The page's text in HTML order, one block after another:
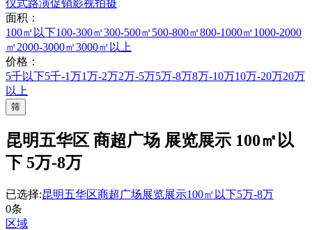
仪式路演促销影视拍摄
面积：
100㎡以下100-300㎡300-500㎡500-800㎡800-1000㎡1000-2000
㎡2000-3000㎡3000㎡以上
价格：
5千以下5千-1万1万-2万2万-5万5万-8万8万-10万10万-20万20万
以上
筛
昆明五华区 商超广场 展览展示 100㎡以
下 5万-8万
已选择:昆明五华区商超广场展览展示100㎡以下5万-8万
0条
区域